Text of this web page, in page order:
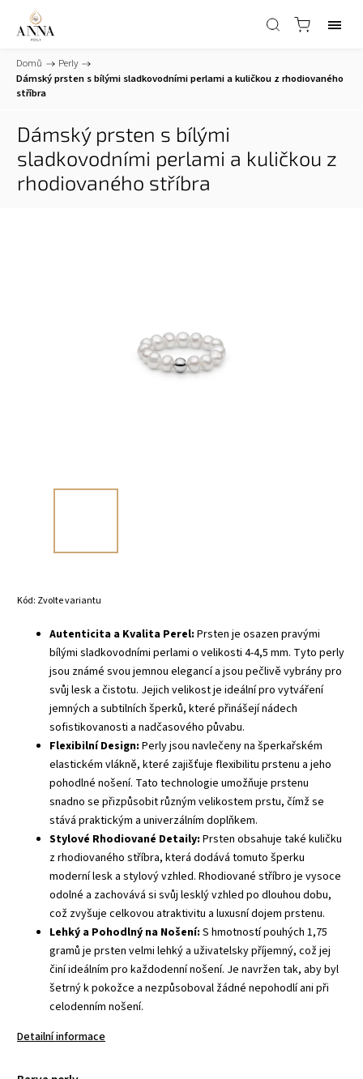
Domů / Perly /
Dámský prsten s bílými sladkovodními perlami a kuličkou z rhodiovaného
stříbra
Dámský prsten s bílými
sladkovodními perlami a kuličkou z
rhodiovaného stříbra
Kód: Zvolte variantu
Autenticita a Kvalita Perel: Prsten je osazen pravými
bílými sladkovodními perlami o velikosti 4-4,5 mm. Tyto perly
jsou známé svou jemnou elegancí a jsou pečlivě vybrány pro
svůj lesk a čistotu. Jejich velikost je ideální pro vytváření
jemných a subtilních šperků, které přinášejí nádech
sofistikovanosti a nadčasového půvabu.
Flexibilní Design: Perly jsou navlečeny na šperkařském
elastickém vlákně, které zajišťuje flexibilitu prstenu a jeho
pohodlné nošení. Tato technologie umožňuje prstenu
snadno se přizpůsobit různým velikostem prstu, čímž se
stává praktickým a univerzálním doplňkem.
Stylové Rhodiované Detaily: Prsten obsahuje také kuličku
z rhodiovaného stříbra, která dodává tomuto šperku
moderní lesk a stylový vzhled. Rhodiované stříbro je vysoce
odolné a zachovává si svůj lesklý vzhled po dlouhou dobu,
což zvyšuje celkovou atraktivitu a luxusní dojem prstenu.
Lehký a Pohodlný na Nošení: S hmotností pouhých 1,75
gramů je prsten velmi lehký a uživatelsky příjemný, což jej
činí ideálním pro každodenní nošení. Je navržen tak, aby byl
šetrný k pokožce a nezpůsoboval žádné nepohodlí ani při
celodenním nošení.
Detailní informace